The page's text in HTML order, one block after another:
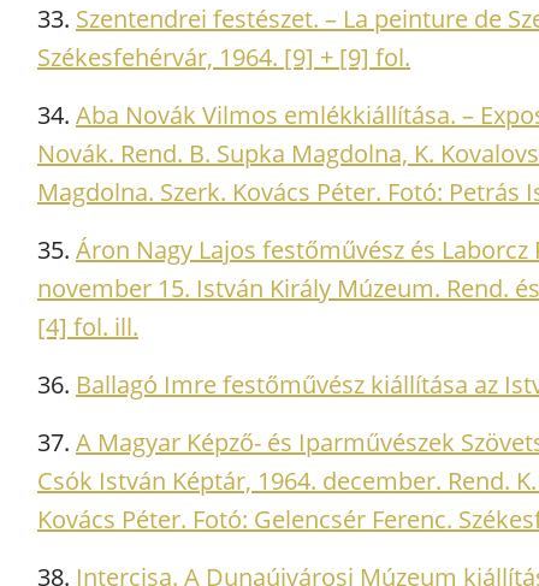
33. Szentendrei festészet. – La peinture de
Székesfehérvár, 1964. [9] + [9] fol.
34. Aba Novák Vilmos emlékkiállítása. –
Novák. Rend. B. Supka Magdolna, K.
Magdolna. Szerk. Kovács Péter. Fotó: Petrás
35. Áron Nagy Lajos festőművész és
november 15. István Király Múzeum. Rend.
[4] fol. ill.
36. Ballagó Imre festőművész kiállítása az
37. A Magyar Képző- és Iparművészek
Csók István Képtár, 1964. december. Rend.
Kovács Péter. Fotó: Gelencsér Ferenc.
38. Intercisa. A Dunaújvárosi Múzeum